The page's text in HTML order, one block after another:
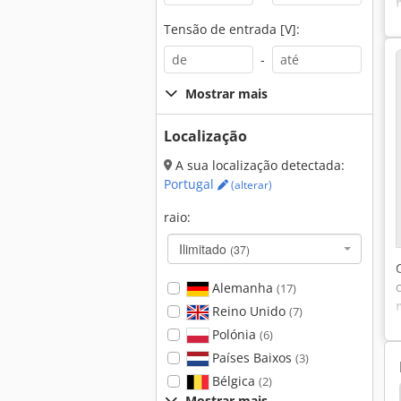
Tensão de entrada [V]:
-
Mostrar mais
Localização
A sua localização detectada:
Portugal
(alterar)
raio:
Ilimitado (37)
Alemanha (17)
Reino Unido (7)
Polónia (6)
Países Baixos (3)
Bélgica (2)